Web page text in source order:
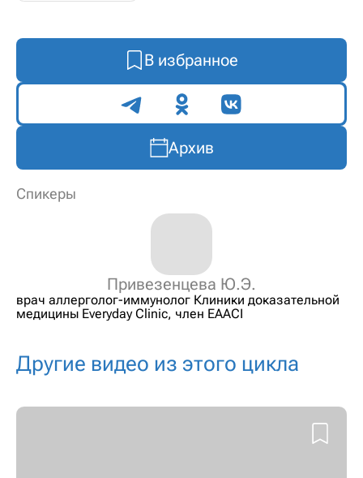
В избранное
Поделиться
Архив
Спикеры
Привезенцева Ю.Э.
врач аллерголог-иммунолог Клиники доказательной
медицины Everyday Clinic, член EAACI
Другие видео из этого цикла